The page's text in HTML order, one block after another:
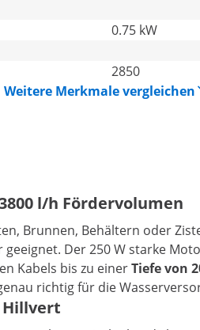
0.75 kW
2850
Weitere Merkmale vergleichen
l/h Fördervolumen
Brunnen, Behältern oder
Der 250 W starke
Kabels bis zu einerTiefe von
richtig für die
Hillvert